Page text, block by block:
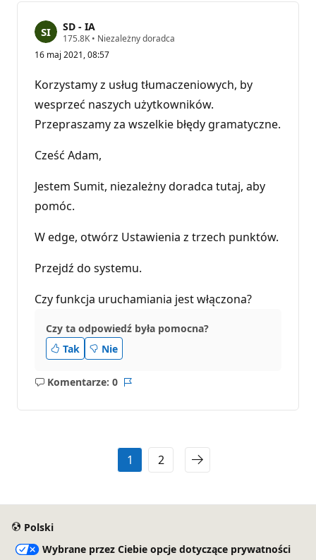
SD - IA
175.8K P
n
t
y
r
e
p
a
i
• Niezależny doradca
16 maj 2021, 08:57
Korzystamy z usług tłumaczeniowych, by
wesprzeć naszych użytkowników.
Przepraszamy za wszelkie błędy gramatyczne.
Cześć Adam,
Jestem Sumit, niezależny doradca tutaj, aby
pomóc.
W edge, otwórz Ustawienia z trzech punktów.
Przejdź do systemu.
Czy funkcja uruchamiania jest włączona?
Czy ta odpowiedź była pomocna?
Tak
Nie
Komentarze: 0
Brak
Raport
1 2
Polski
Wybrane przez Ciebie opcje dotyczące prywatności